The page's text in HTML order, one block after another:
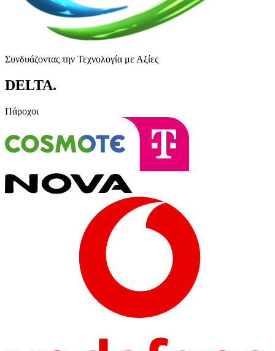
Συνδυάζοντας την Τεχνολογία με Αξίες
DELTA.
Πάροχοι